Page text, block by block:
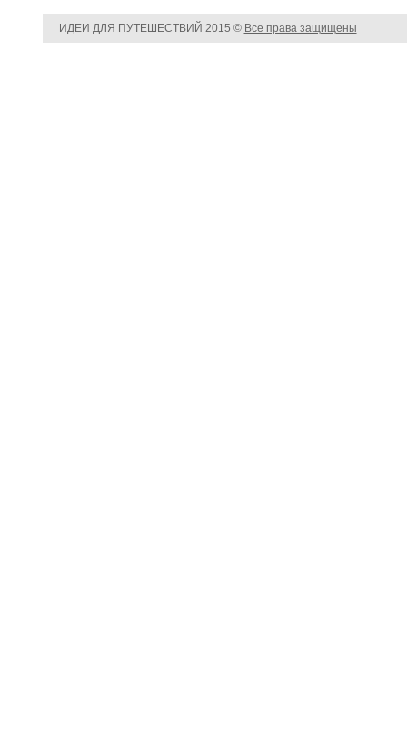
ИДЕИ ДЛЯ ПУТЕШЕСТВИЙ 2015 © Все права защищены